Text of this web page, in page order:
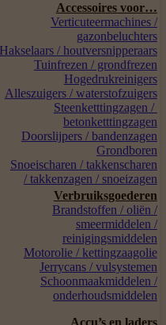
Accessoires voor…
Verticuteermachines /
gazonbeluchters
Hakselaars / houtversnipperaars
Tuinfrezen / grondfrezen
Hogedrukreinigers
Alleszuigers / waterstofzuigers
Steenketttingzagen /
betonketttingzagen
Doorslijpers / bandenzagen
Grondboren
Snoeischaren / takkenscharen
/ takkenzagen / snoeizagen
Verbruiksgoederen
Brandstoffen / oliën /
smeermiddelen /
reinigingsmiddelen
Motorolie / kettingzaagolie
Jerrycans / vulsystemen
Schoonmaakmiddelen /
onderhoudsmiddelen
Accu’s en laders